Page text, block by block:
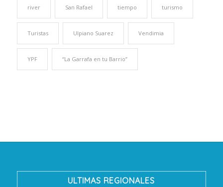
river San Rafael tiempo turismo
Turistas Ulpiano Suarez Vendimia
YPF “La Garrafa en tu Barrio”
ULTIMAS REGIONALES